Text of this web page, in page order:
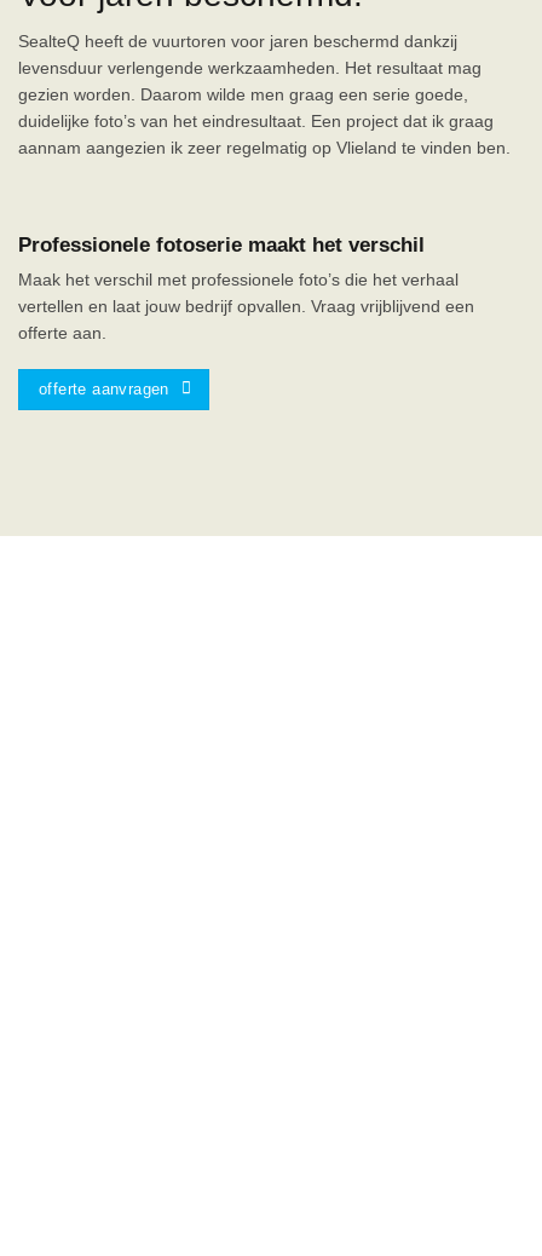
SealteQ heeft de vuurtoren voor jaren beschermd dankzij
levensduur verlengende werkzaamheden. Het resultaat mag
gezien worden. Daarom wilde men graag een serie goede,
duidelijke foto’s van het eindresultaat. Een project dat ik graag
aannam aangezien ik zeer regelmatig op Vlieland te vinden ben.
Professionele fotoserie maakt het verschil
Maak het verschil met professionele foto’s die het verhaal
vertellen en laat jouw bedrijf opvallen. Vraag vrijblijvend een
offerte aan.
offerte aanvragen